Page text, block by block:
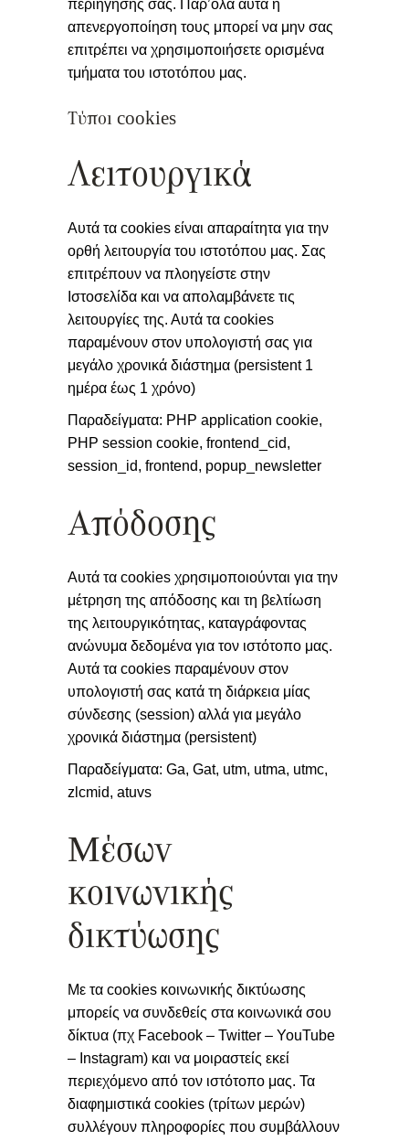
περιήγησής σας. Παρ’όλα αυτά η
απενεργοποίηση τους μπορεί να μην σας
επιτρέπει να χρησιμοποιήσετε ορισμένα
τμήματα του ιστοτόπου μας.
Τύποι cookies
Λειτουργικά
Αυτά τα cookies είναι απαραίτητα για την
ορθή λειτουργία του ιστοτόπου μας. Σας
επιτρέπουν να πλοηγείστε στην
Ιστοσελίδα και να απολαμβάνετε τις
λειτουργίες της. Αυτά τα cookies
παραμένουν στον υπολογιστή σας για
μεγάλο χρονικά διάστημα (persistent 1
ημέρα έως 1 χρόνο)
Παραδείγματα: PHP application cookie,
PHP session cookie, frontend_cid,
session_id, frontend, popup_newsletter
Απόδοσης
Αυτά τα cookies χρησιμοποιούνται για την
μέτρηση της απόδοσης και τη βελτίωση
της λειτουργικότητας, καταγράφοντας
ανώνυμα δεδομένα για τον ιστότοπο μας.
Αυτά τα cookies παραμένουν στον
υπολογιστή σας κατά τη διάρκεια μίας
σύνδεσης (session) αλλά για μεγάλο
χρονικά διάστημα (persistent)
Παραδείγματα: Ga, Gat, utm, utma, utmc,
zlcmid, atuvs
Mέσων
κοινωνικής
δικτύωσης
Με τα cookies κοινωνικής δικτύωσης
μπορείς να συνδεθείς στα κοινωνικά σου
δίκτυα (πχ Facebook – Twitter – YouTube
– Instagram) και να μοιραστείς εκεί
περιεχόμενο από τον ιστότοπο μας. Τα
διαφημιστικά cookies (τρίτων μερών)
συλλέγουν πληροφορίες που συμβάλλουν